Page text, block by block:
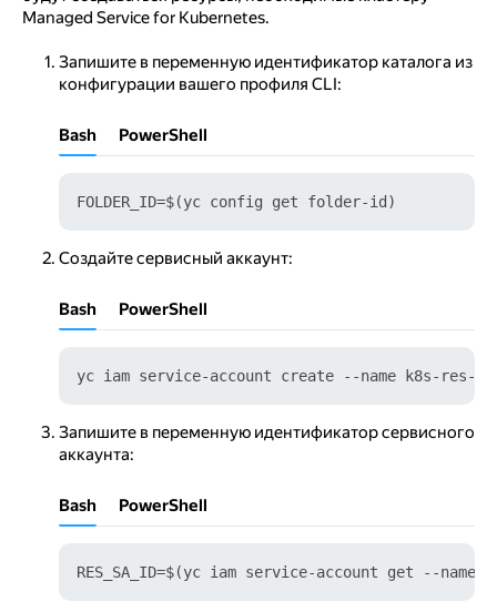
Managed Service for Kubernetes.
Запишите в переменную идентификатор каталога из
конфигурации вашего профиля CLI:
Bash PowerShell
Создайте сервисный аккаунт:
Bash PowerShell
yc iam service-account create --name k8s-res-
Запишите в переменную идентификатор сервисного
аккаунта:
Bash PowerShell
RES_SA_ID=$(yc iam service-account get --name